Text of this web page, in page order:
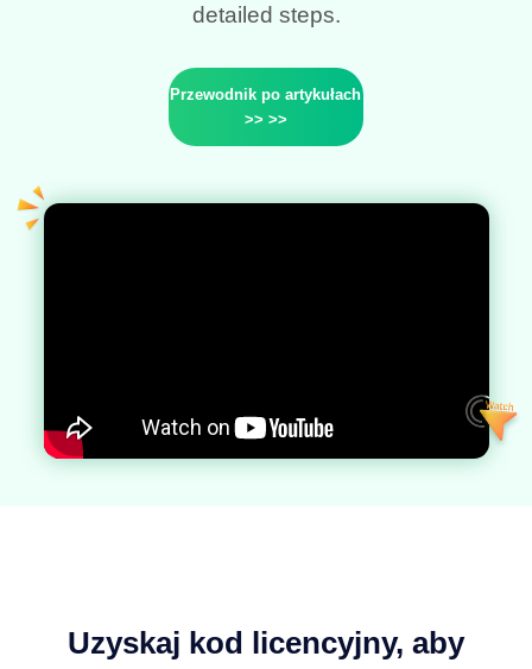
detailed steps.
Przewodnik po artykułach
>> >>
Uzyskaj kod licencyjny, aby